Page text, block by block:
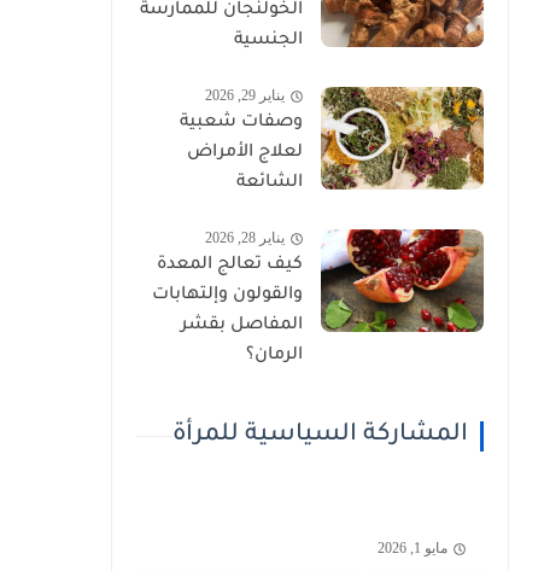
الخولنجان للممارسة
الجنسية
يناير 29, 2026
وصفات شعبية
لعلاج الأمراض
الشائعة
يناير 28, 2026
كيف تعالج المعدة
والقولون وإلتهابات
المفاصل بقشر
الرمان؟
المشاركة السياسية للمرأة
مايو 1, 2026